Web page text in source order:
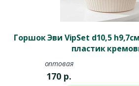
Горшок Эви VipSet d10,5
пластик
оптовая
170 р.